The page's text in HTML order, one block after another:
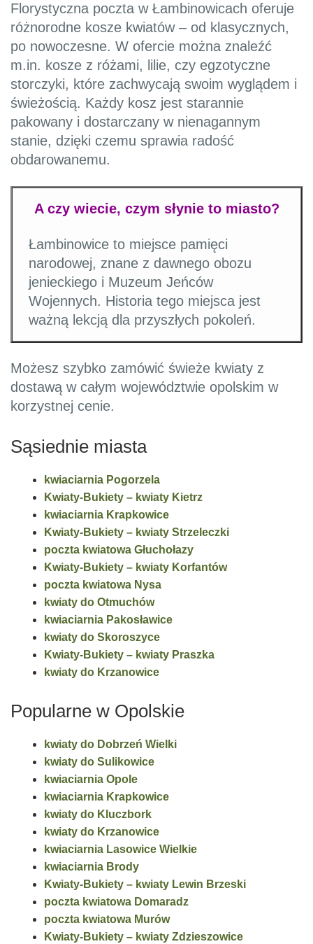
Florystyczna poczta w Łambinowicach oferuje
różnorodne kosze kwiatów – od klasycznych,
po nowoczesne. W ofercie można znaleźć
m.in. kosze z różami, lilie, czy egzotyczne
storczyki, które zachwycają swoim wyglądem i
świeżością. Każdy kosz jest starannie
pakowany i dostarczany w nienagannym
stanie, dzięki czemu sprawia radość
obdarowanemu.
A czy wiecie, czym słynie to miasto?
Łambinowice to miejsce pamięci
narodowej, znane z dawnego obozu
jenieckiego i Muzeum Jeńców
Wojennych. Historia tego miejsca jest
ważną lekcją dla przyszłych pokoleń.
Możesz szybko zamówić świeże kwiaty z
dostawą w całym województwie opolskim w
korzystnej cenie.
Sąsiednie miasta
kwiaciarnia Pogorzela
Kwiaty-Bukiety – kwiaty Kietrz
kwiaciarnia Krapkowice
Kwiaty-Bukiety – kwiaty Strzeleczki
poczta kwiatowa Głuchołazy
Kwiaty-Bukiety – kwiaty Korfantów
poczta kwiatowa Nysa
kwiaty do Otmuchów
kwiaciarnia Pakosławice
kwiaty do Skoroszyce
Kwiaty-Bukiety – kwiaty Praszka
kwiaty do Krzanowice
Popularne w Opolskie
kwiaty do Dobrzeń Wielki
kwiaty do Sulikowice
kwiaciarnia Opole
kwiaciarnia Krapkowice
kwiaty do Kluczbork
kwiaty do Krzanowice
kwiaciarnia Lasowice Wielkie
kwiaciarnia Brody
Kwiaty-Bukiety – kwiaty Lewin Brzeski
poczta kwiatowa Domaradz
poczta kwiatowa Murów
Kwiaty-Bukiety – kwiaty Zdzieszowice